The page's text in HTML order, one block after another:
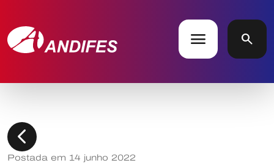
menu search
chevron_left
Postada em 14 junho 2022